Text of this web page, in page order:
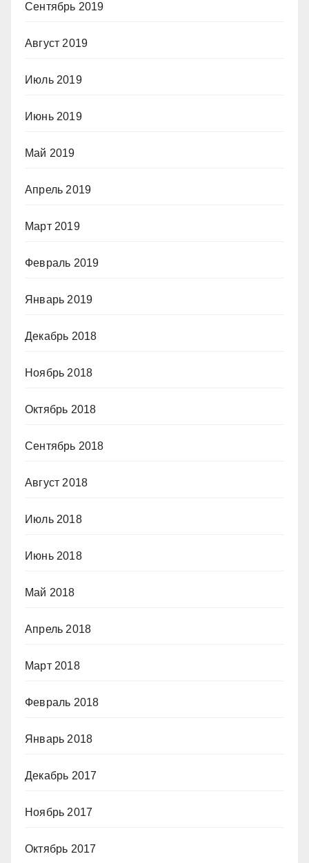
Сентябрь 2019
Август 2019
Июль 2019
Июнь 2019
Май 2019
Апрель 2019
Март 2019
Февраль 2019
Январь 2019
Декабрь 2018
Ноябрь 2018
Октябрь 2018
Сентябрь 2018
Август 2018
Июль 2018
Июнь 2018
Май 2018
Апрель 2018
Март 2018
Февраль 2018
Январь 2018
Декабрь 2017
Ноябрь 2017
Октябрь 2017